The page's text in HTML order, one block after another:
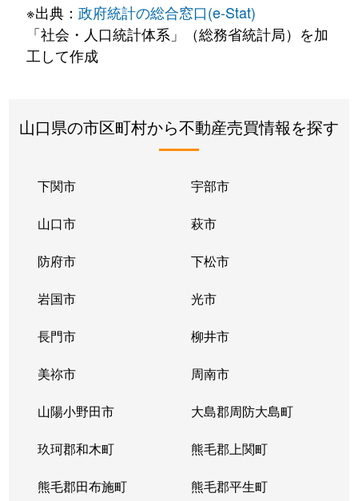
※出典： 政府統計の総合窓口(e-Stat)
「社会・人口統計体系」（総務省統計局）を加
工して作成
山口県の市区町村から不動産売買情報を探す
下関市 宇部市
山口市 萩市
防府市 下松市
岩国市 光市
長門市 柳井市
美祢市 周南市
山陽小野田市 大島郡周防大島町
玖珂郡和木町 熊毛郡上関町
熊毛郡田布施町 熊毛郡平生町